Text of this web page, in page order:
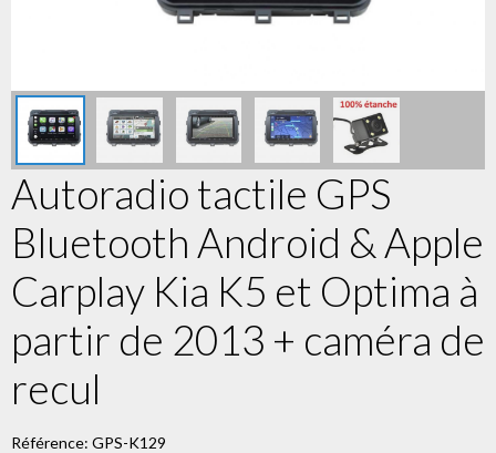
Autoradio tactile GPS
Bluetooth Android & Apple
Carplay Kia K5 et Optima à
partir de 2013 + caméra de
recul
Référence: GPS-K129